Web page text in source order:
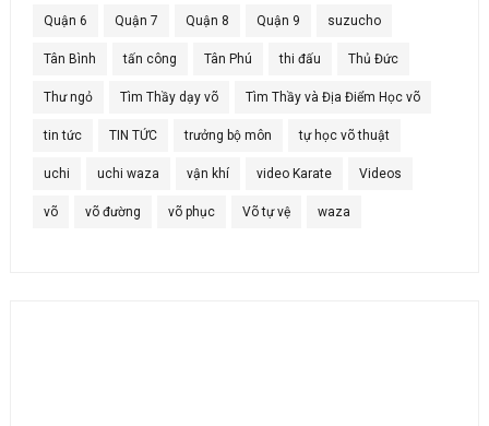
Quận 6 Quận 7 Quận 8 Quận 9 suzucho
Tân Bình tấn công Tân Phú thi đấu Thủ Đức
Thư ngỏ Tìm Thầy dạy võ Tìm Thầy và Địa Điểm Học võ
tin tức TIN TỨC trưởng bộ môn tự học võ thuật
uchi uchi waza vận khí video Karate Videos
võ võ đường võ phục Võ tự vệ waza